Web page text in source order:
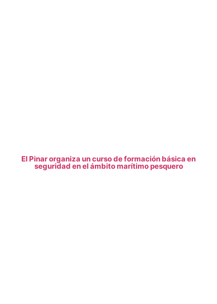
El Pinar organiza un curso de formación básica en
seguridad en el ámbito marítimo pesquero